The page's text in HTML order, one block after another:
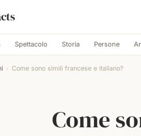
Spettacolo Storia Persone
› Come sono simili francese e italiano?
Come